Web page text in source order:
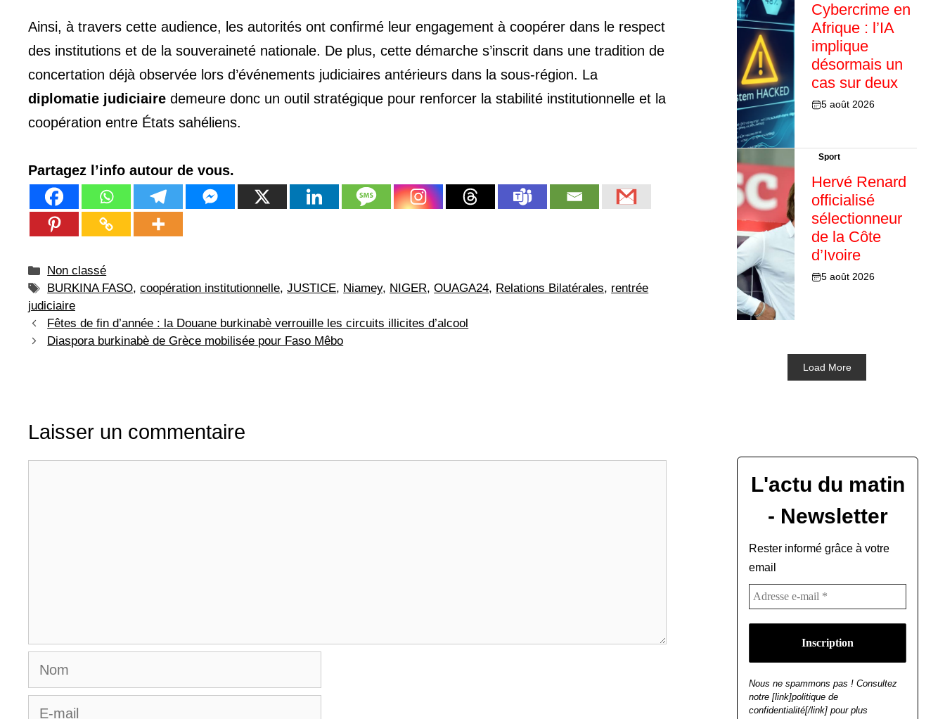
Ainsi, à travers cette audience, les autorités ont confirmé leur engagement à coopérer dans le respect
des institutions et de la souveraineté nationale. De plus, cette démarche s’inscrit dans une tradition de
concertation déjà observée lors d’événements judiciaires antérieurs dans la sous-région. La
diplomatie judiciaire demeure donc un outil stratégique pour renforcer la stabilité institutionnelle et la
coopération entre États sahéliens.
Partagez l’info autour de vous.
Catégories
Non classé
Étiquettes
BURKINA FASO,coopération institutionnelle,JUSTICE, Niamey, NIGER,OUAGA24, Relations Bilatérales, rentrée
judiciaire
Fêtes de fin d’année : la Douane burkinabè verrouille les circuits illicites d’alcool
Diaspora burkinabè de Grèce mobilisée pour Faso Mêbo
Laisser un commentaire
Nom
E-
Cybercrime en
Afrique : l’IA
implique
désormais un
cas sur deux
5 août 2026
Sport
Hervé Renard
officialisé
sélectionneur
de la Côte
d’Ivoire
5 août 2026
Load More
L'actu du matin
- Newsletter
Rester informé grâce à votre
email
Nous ne spammons pas ! Consultez
notre [link]politique de
confidentialité[/link] pour plus